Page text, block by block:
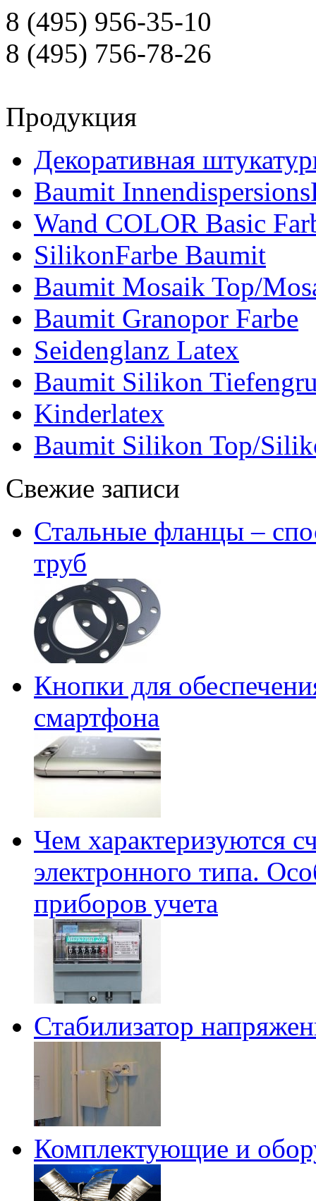
8 (495) 956-35-10
8 (495) 756-78-26
Продукция
Декоративная
Baumit
Wand COLOR Basic
SilikonFarbe Baumit
Baumit Mosaik Top/
Baumit Granopor Farbe
Seidenglanz Latex
Baumit Silikon
Kinderlatex
Baumit Silikon Top/
Свежие записи
Стальные фланцы –
труб
Кнопки для
смартфона
Чем характеризуются
электронного типа.
приборов учета
Стабилизатор
Комплектующие и